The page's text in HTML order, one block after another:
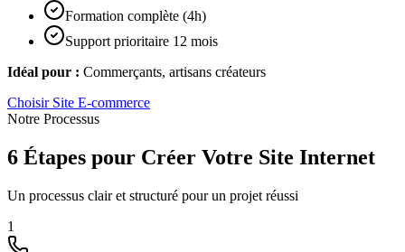
Formation complète (4h)
Support prioritaire 12 mois
Idéal pour : Commerçants, artisans créateurs
Choisir Site E-commerce
Notre Processus
6 Étapes pour Créer Votre Site Internet
Un processus clair et structuré pour un projet réussi
1